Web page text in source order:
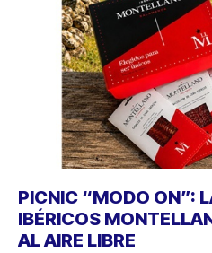
PICNIC “MODO ON”:
IBÉRICOS
AL AIRE LIBRE